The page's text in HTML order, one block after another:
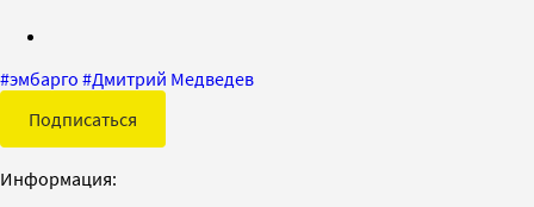
#эмбарго #Дмитрий Медведев
Подписаться
Информация: